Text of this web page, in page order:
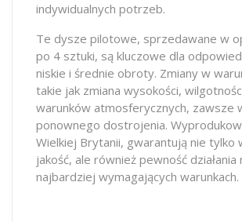
indywidualnych potrzeb.
Te dysze pilotowe, sprzedawane w
po 4 sztuki, są kluczowe dla
niskie i średnie obroty. Zmiany w
takie jak zmiana wysokości,
warunków atmosferycznych, zawsze
ponownego dostrojenia.
Wielkiej Brytanii, gwarantują nie tylko
jakość, ale również pewność
najbardziej wymagających warunkach.